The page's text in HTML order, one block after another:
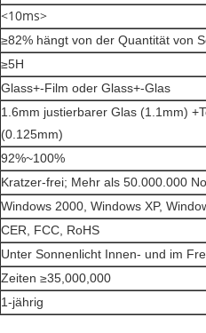
<10ms>
≥82% hängt von der Quantität von
≥5H
Glass+-Film oder Glass+-Glas
1.6mm justierbarer Glas (1.1mm)
(0.125mm)
92%~100%
Kratzer-frei; Mehr als 50.000.000
Windows 2000, Windows XP,
CER, FCC, RoHS
Unter Sonnenlicht Innen- und im
Zeiten ≥35,000,000
1-jährig